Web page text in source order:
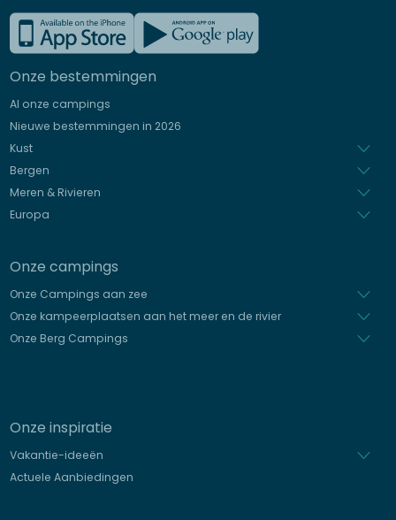
Frans
Engels
Duits
Italiaans
Onze bestemmingen
Al onze campings
Nieuwe bestemmingen in 2026
Kust
Bergen
Meren & Rivieren
Europa
Onze campings
Onze Campings aan zee
Onze kampeerplaatsen aan het meer en de rivier
Onze Berg Campings
Onze inspiratie
Vakantie-ideeën
Actuele Aanbiedingen